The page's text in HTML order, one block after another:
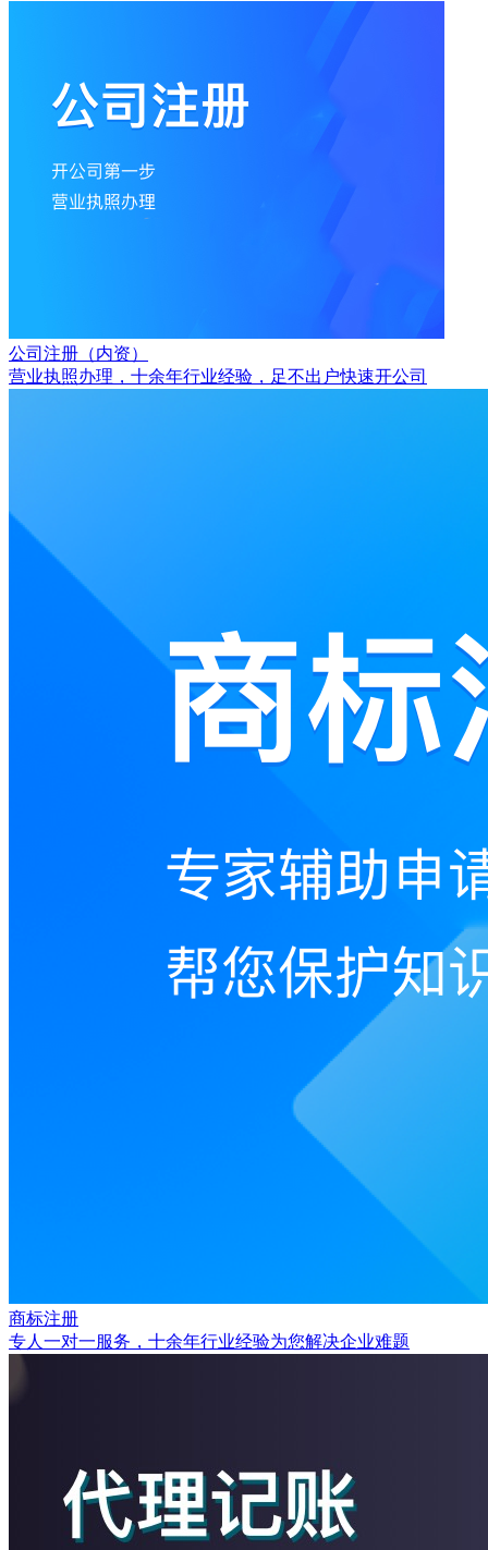
公司注册（内资）
营业执照办理，十余年行业经验，足不出户快速开公司
商标注册
专人一对一服务，十余年行业经验为您解决企业难题